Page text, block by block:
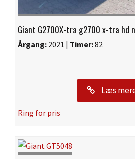
Giant G2700X-tra g2700 x-tra hd
Årgang: 2021 | Timer:82
Læs
Ring for pris